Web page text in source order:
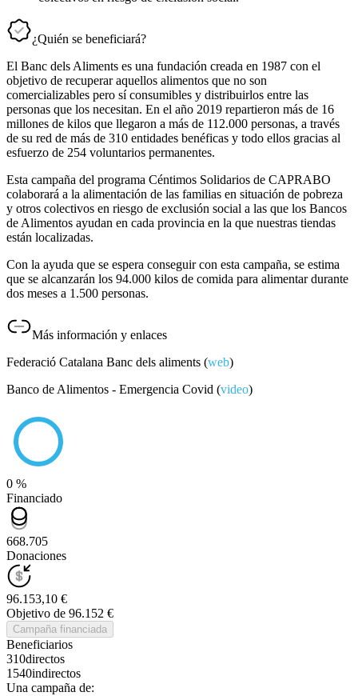
¿Quién se beneficiará?
El Banc dels Aliments es una fundación creada en 1987 con el
objetivo de recuperar aquellos alimentos que no son
comercializables pero sí consumibles y distribuirlos entre las
personas que los necesitan. En el año 2019 repartieron más de 16
millones de kilos que llegaron a más de 112.000 personas, a través
de su red de más de 310 entidades benéficas y todo ellos gracias al
esfuerzo de 254 voluntarios permanentes.
Esta campaña del programa Céntimos Solidarios de CAPRABO
colaborará a la alimentación de las familias en situación de pobreza
y otros colectivos en riesgo de exclusión social a las que los Bancos
de Alimentos ayudan en cada provincia en la que nuestras tiendas
están localizadas.
Con la ayuda que se espera conseguir con esta campaña, se estima
que se alcanzarán los 94.000 kilos de comida para alimentar durante
dos meses a 1.500 personas.
Más información y enlaces
Federació Catalana Banc dels aliments (web)
Banco de Alimentos - Emergencia Covid (video)
0 %
Financiado
668.705
Donaciones
96.153,10 €
Objetivo de 96.152 €
Campaña financiada
Beneficiarios
310directos
1540indirectos
Una campaña de: